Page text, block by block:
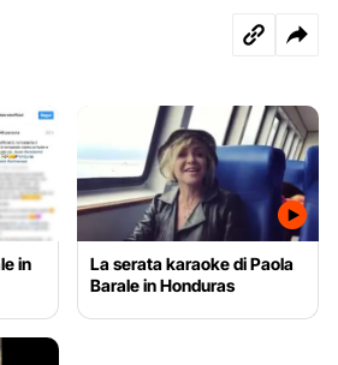
in
La serata karaoke di Paola
Barale in Honduras